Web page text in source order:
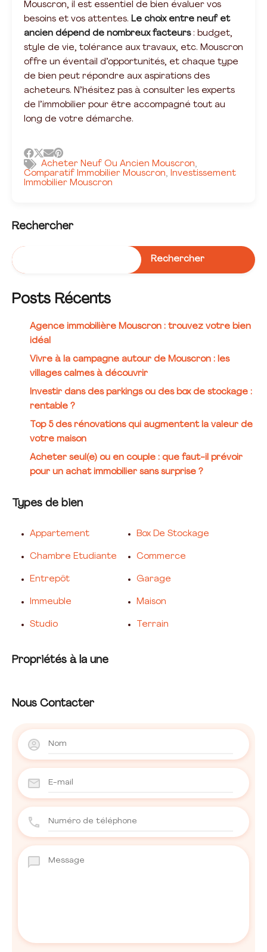
Mouscron, il est essentiel de bien évaluer vos
besoins et vos attentes. Le choix entre neuf et
ancien dépend de nombreux facteurs: budget,
style de vie, tolérance aux travaux, etc. Mouscron
offre un éventail d’opportunités, et chaque type
de bien peut répondre aux aspirations des
acheteurs. N’hésitez pas à consulter les experts
de l’immobilier pour être accompagné tout au
long de votre démarche.
Acheter Neuf Ou Ancien Mouscron,
Comparatif Immobilier Mouscron, Investissement
Immobilier Mouscron
Rechercher
Rechercher
Posts Récents
Agence immobilière Mouscron : trouvez votre bien
idéal
Vivre à la campagne autour de Mouscron : les
villages calmes à découvrir
Investir dans des parkings ou des box de stockage :
rentable ?
Top 5 des rénovations qui augmentent la valeur de
votre maison
Acheter seul(e) ou en couple : que faut-il prévoir
pour un achat immobilier sans surprise ?
Types de bien
Appartement Box De Stockage
Chambre Etudiante Commerce
Entrepôt Garage
Immeuble Maison
Studio Terrain
Propriétés à la une
Nous Contacter